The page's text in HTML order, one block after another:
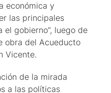
económica y
las principales
gobierno”, luego de
obra del Acueducto
Vicente.
de la mirada
a las políticas